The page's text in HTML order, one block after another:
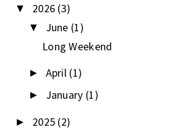
▼ 2026 (3)
▼ June (1)
Long Weekend
► April (1)
► January (1)
► 2025 (2)